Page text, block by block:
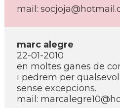
mail:
marc alegre
22-01-2010
en moltes ganes de
i pedrem per qualsevol
sense excepcions.
mail: